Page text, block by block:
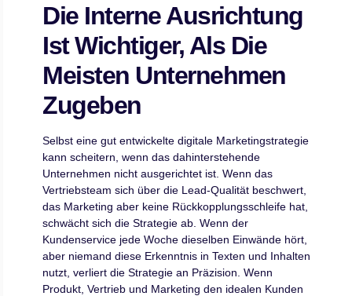
Die Interne Ausrichtung
Ist Wichtiger, Als Die
Meisten Unternehmen
Zugeben
Selbst eine gut entwickelte digitale Marketingstrategie
kann scheitern, wenn das dahinterstehende
Unternehmen nicht ausgerichtet ist. Wenn das
Vertriebsteam sich über die Lead-Qualität beschwert,
das Marketing aber keine Rückkopplungsschleife hat,
schwächt sich die Strategie ab. Wenn der
Kundenservice jede Woche dieselben Einwände hört,
aber niemand diese Erkenntnis in Texten und Inhalten
nutzt, verliert die Strategie an Präzision. Wenn
Produkt, Vertrieb und Marketing den idealen Kunden